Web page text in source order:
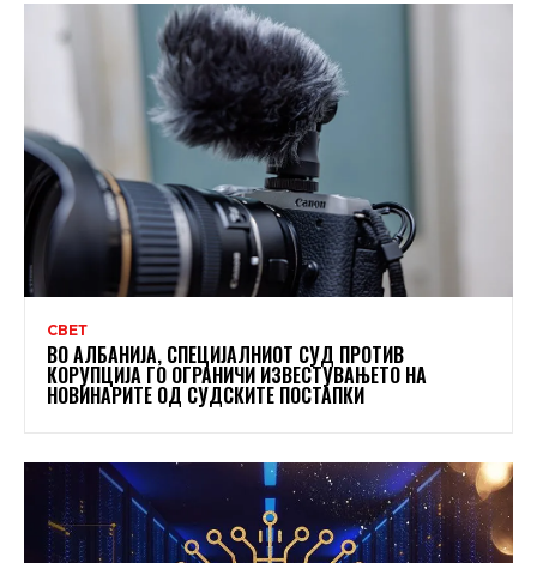
СВЕТ
ВО АЛБАНИЈА, СПЕЦИЈАЛНИОТ СУД ПРОТИВ
КОРУПЦИЈА ГО ОГРАНИЧИ ИЗВЕСТУВАЊЕТО НА
НОВИНАРИТЕ ОД СУДСКИТЕ ПОСТАПКИ